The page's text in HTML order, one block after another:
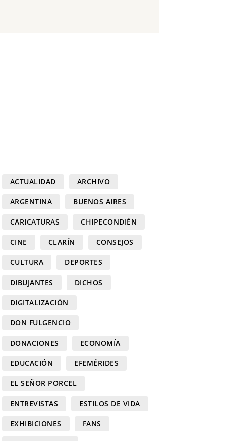
ACTUALIDAD ARCHIVO
ARGENTINA BUENOS AIRES
CARICATURAS CHIPECONDIÉN
CINE CLARÍN CONSEJOS
CULTURA DEPORTES
DIBUJANTES DICHOS
DIGITALIZACIÓN
DON FULGENCIO
DONACIONES ECONOMÍA
EDUCACIÓN EFEMÉRIDES
EL SEÑOR PORCEL
ENTREVISTAS ESTILOS DE VIDA
EXHIBICIONES FANS